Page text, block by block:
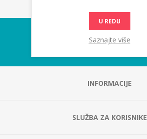
INFORMACIJE
SLUŽBA ZA KORISNIKE
U REDU
Saznajte više